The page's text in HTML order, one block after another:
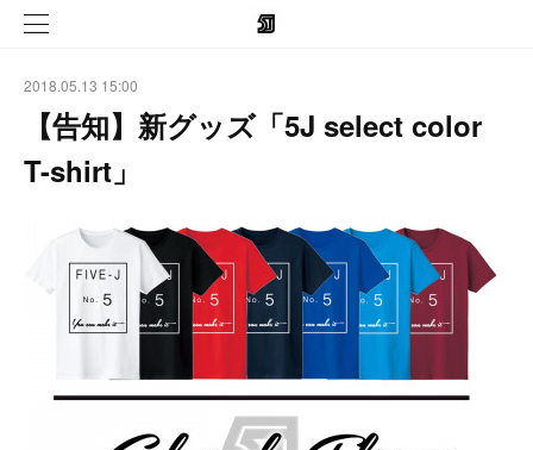
2018.05.13 15:00
【告知】新グッズ「5J select color
T-shirt」